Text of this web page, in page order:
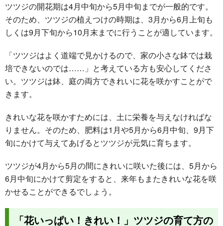
ツツジの開花期は4月中旬から5月中旬までが一般的です。
そのため、ツツジの植えつけの時期は、3月から6月上旬も
しくは9月下旬から10月末までに行うことが適しています。
「ツツジはよく道端で見かけるので、家の小さな鉢では栽
培できないのでは……」と考えている方も安心してくださ
い。ツツジは鉢、庭の両方できれいに花を咲かすことがで
きます。
きれいな花を咲かすためには、土に栄養を与えなければな
りません。そのため、肥料は1月や5月から6月中旬、9月下
旬にかけて与えてあげるとツツジが元気に育ちます。
ツツジが4月から5月の間にきれいに咲いた後には、5月から
6月中旬にかけて剪定をすると、来年もまたきれいな花を咲
かせることができるでしょう。
「花いっぱい！きれい！」ツツジの育て方の